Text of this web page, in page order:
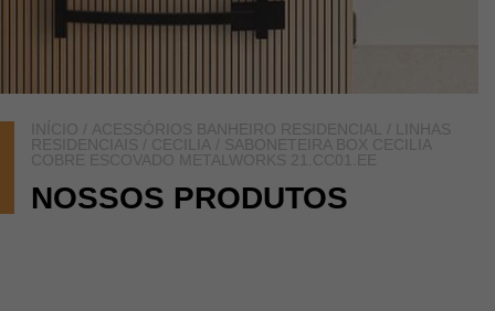
INÍCIO / ACESSÓRIOS BANHEIRO RESIDENCIAL /
LINHAS
RESIDENCIAIS / CECILIA / SABONETEIRA BOX CECILIA
COBRE ESCOVADO METALWORKS 21.CC01.EE
NOSSOS PRODUTOS